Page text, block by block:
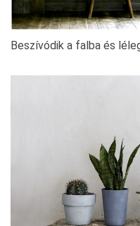
Beszívódik a falba és